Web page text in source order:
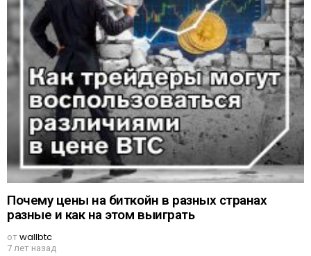
Почему цены на биткойн в разных странах
разные и как на этом выиграть
отwallbtc
7 лет назад